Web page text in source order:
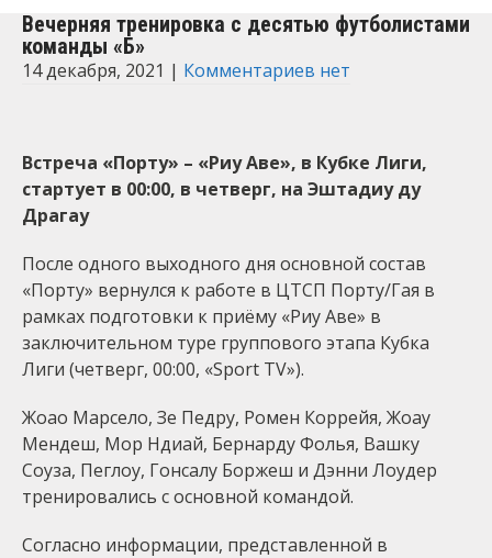
Вечерняя тренировка с десятью футболистами
команды «Б»
14 декабря, 2021 | Комментариев нет
Встреча «Порту» – «Риу Аве», в Кубке Лиги,
стартует в 00:00, в четверг, на Эштадиу ду
Драгау
После одного выходного дня основной состав
«Порту» вернулся к работе в ЦТСП Порту/Гая в
рамках подготовки к приёму «Риу Аве» в
заключительном туре группового этапа Кубка
Лиги (четверг, 00:00, «Sport TV»).
Жоао Марсело, Зе Педру, Ромен Коррейя, Жоау
Мендеш, Мор Ндиай, Бернарду Фолья, Вашку
Соуза, Пеглоу, Гонсалу Боржеш и Дэнни Лоудер
тренировались с основной командой.
Согласно информации, представленной в